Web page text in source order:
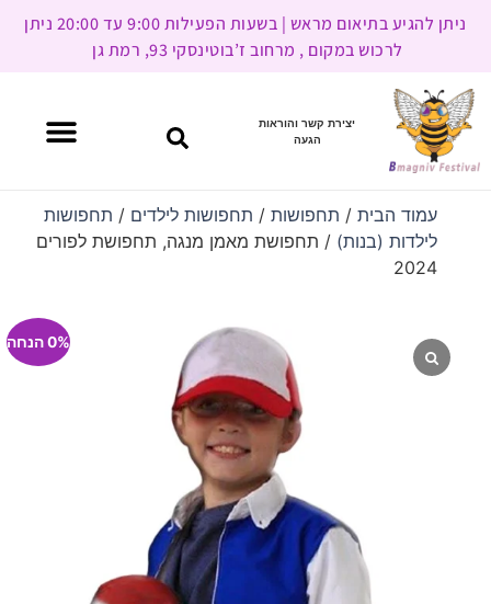
ניתן להגיע בתיאום מראש | בשעות הפעילות 9:00 עד 20:00 ניתן
לרכוש במקום , מרחוב ז’בוטינסקי 93, רמת גן
יצירת קשר והוראות
הגעה
עמוד הבית/ תחפושות/ תחפושות לילדים / תחפושות
לילדות (בנות) / תחפושת מאמן מנגה, תחפושת לפורים
2024
0% הנחה